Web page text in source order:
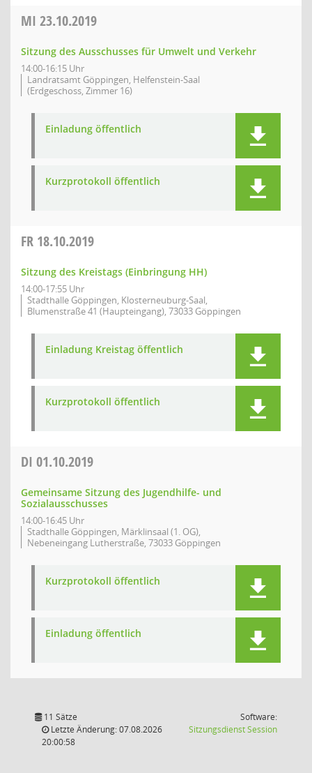
MI 23.10.2019
Sitzung des Ausschusses für Umwelt und Verkehr
14:00-16:15 Uhr
Landratsamt Göppingen, Helfenstein-Saal
(Erdgeschoss, Zimmer 16)
Einladung öffentlich
Kurzprotokoll öffentlich
FR 18.10.2019
Sitzung des Kreistags (Einbringung HH)
14:00-17:55 Uhr
Stadthalle Göppingen, Klosterneuburg-Saal,
Blumenstraße 41 (Haupteingang), 73033 Göppingen
Einladung Kreistag öffentlich
Kurzprotokoll öffentlich
DI 01.10.2019
Gemeinsame Sitzung des Jugendhilfe- und
Sozialausschusses
14:00-16:45 Uhr
Stadthalle Göppingen, Märklinsaal (1. OG),
Nebeneingang Lutherstraße, 73033 Göppingen
Kurzprotokoll öffentlich
Einladung öffentlich
11 Sätze
Letzte Änderung: 07.08.2026
20:00:58
Software:
SitzungsdienstSession(Wird in